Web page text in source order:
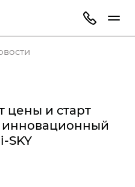
цены и старт
инновационный